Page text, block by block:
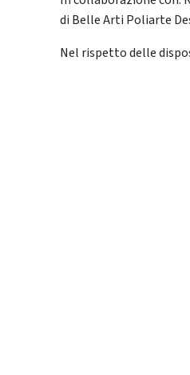
di Belle Arti Poliarte
Nel rispetto delle